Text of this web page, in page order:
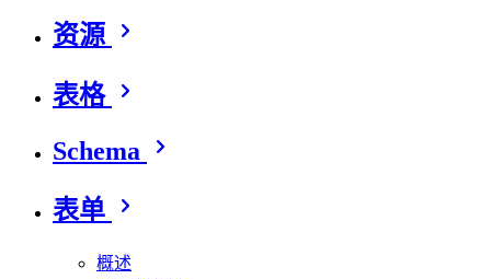
资源
表格
Schema
表单
概述